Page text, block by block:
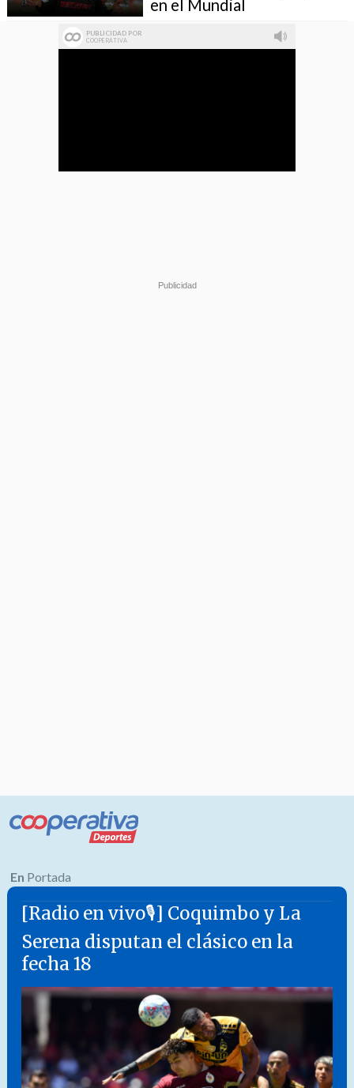
en el Mundial
En Portada
[Radio en vivo🎙] Coquimbo y La
Serena disputan el clásico en la
fecha 18